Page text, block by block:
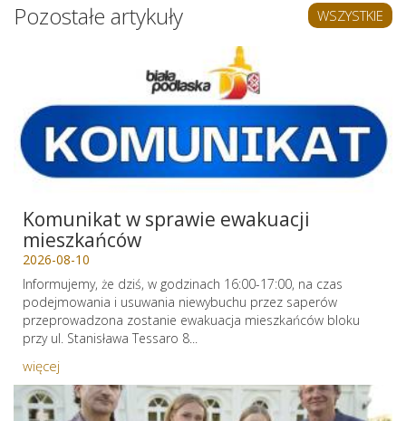
Pozostałe artykuły WSZYSTKIE
Komunikat w sprawie ewakuacji
mieszkańców
2026-08-10
Informujemy, że dziś, w godzinach 16:00-17:00, na czas
podejmowania i usuwania niewybuchu przez saperów
przeprowadzona zostanie ewakuacja mieszkańców bloku
przy ul. Stanisława Tessaro 8...
więcej